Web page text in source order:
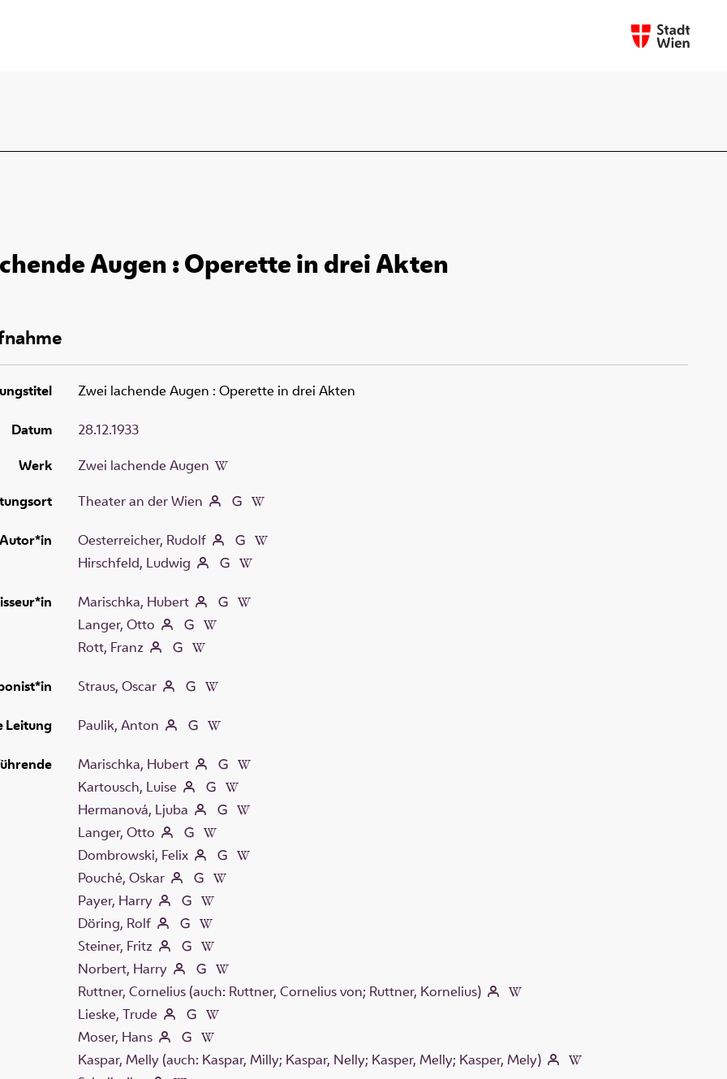
Augen : Operette in drei Akten
Zwei lachende Augen : Operette in drei Akten
Autor*in
Oesterreicher, Rudolf
Hirschfeld, Ludwig
Marischka, Hubert
Langer, Otto
Rott, Franz
Straus, Oscar
Leitung Paulik, Anton
Theater an der Wien
Marischka, Hubert
Kartousch, Luise
Hermanová, Ljuba
Langer, Otto
Dombrowski, Felix
Pouché, Oskar
Payer, Harry
Döring, Rolf
Steiner, Fritz
Norbert, Harry
Ruttner, Cornelius (auch: Ruttner, Cornelius von; Ruttner, Kornelius)
Lieske, Trude
Moser, Hans
Kaspar, Melly (auch: Kaspar, Milly; Kaspar, Nelly; Kasper, Melly; Kasper, Mely)
Datum
28.12.1933
Werk
Zwei lachende Augen